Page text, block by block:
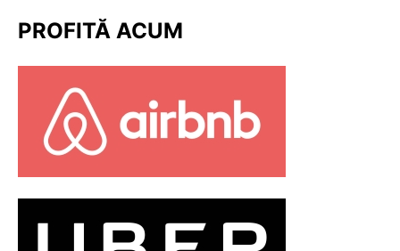
PROFITĂ ACUM